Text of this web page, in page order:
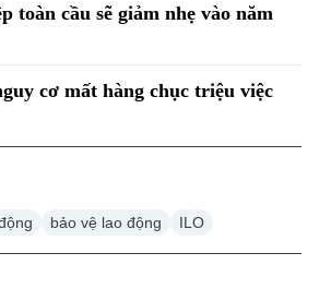
toàn cầu sẽ giảm nhẹ vào năm
cơ mất hàng chục triệu việc
bảo vệ lao động ILO